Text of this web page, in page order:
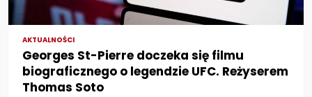
AKTUALNOŚCI
Georges St-Pierre doczeka się filmu
biograficznego o legendzie UFC. Reżyserem
Thomas Soto